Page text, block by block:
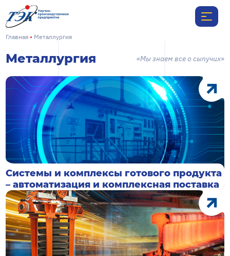
Главная Металлургия
Металлургия «Мы знаем все о сыпучих»
Системы и комплексы готового продукта
– автоматизация и комплексная поставка